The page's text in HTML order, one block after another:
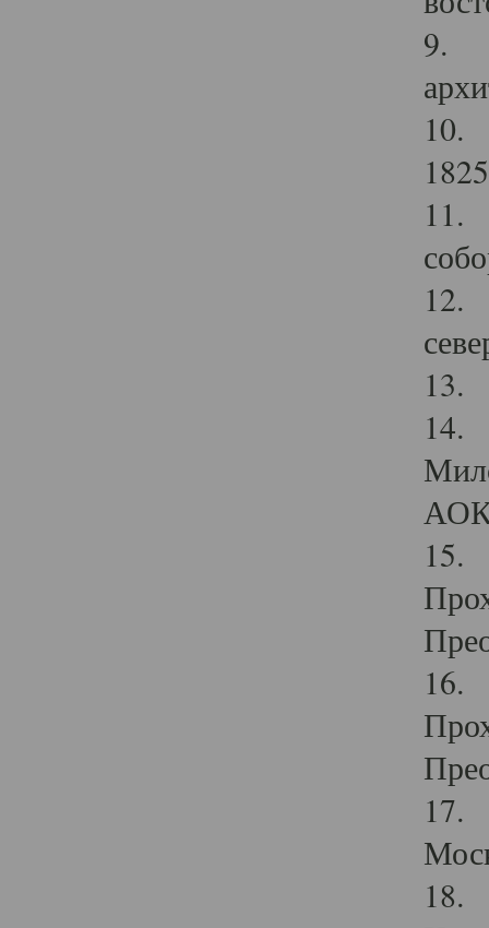
9.
10.
11.
12.
13.
14.
15.
16.
17.
18.